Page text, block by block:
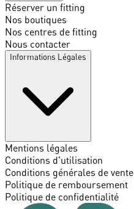
Réserver un fitting
Nos boutiques
Nos centres de fitting
Nous contacter
Informations Légales
Mentions légales
Conditions d'utilisation
Conditions générales de vente
Politique de remboursement
Politique de confidentialité